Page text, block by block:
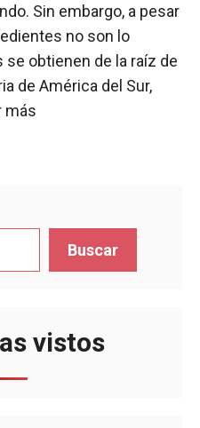
Sin embargo, a pesar
no son lo
obtienen de la raíz de
de América del Sur,
más
Buscar
vistos